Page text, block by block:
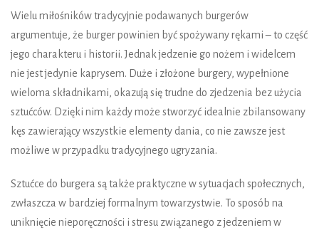
Wielu miłośników tradycyjnie podawanych burgerów
argumentuje, że burger powinien być spożywany rękami – to część
jego charakteru i historii. Jednak jedzenie go nożem i widelcem
nie jest jedynie kaprysem. Duże i złożone burgery, wypełnione
wieloma składnikami, okazują się trudne do zjedzenia bez użycia
sztućców. Dzięki nim każdy może stworzyć idealnie zbilansowany
kęs zawierający wszystkie elementy dania, co nie zawsze jest
możliwe w przypadku tradycyjnego ugryzania.
Sztućce do burgera są także praktyczne w sytuacjach społecznych,
zwłaszcza w bardziej formalnym towarzystwie. To sposób na
uniknięcie nieporęczności i stresu związanego z jedzeniem w